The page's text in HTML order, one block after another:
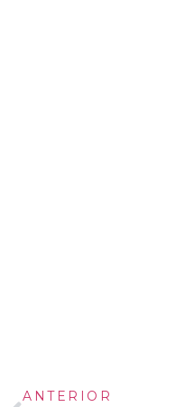
ANTERIOR